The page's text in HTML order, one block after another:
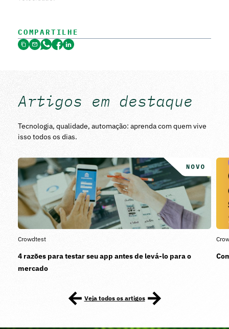
COMPARTILHE
Artigos em destaque
Tecnologia, qualidade, automação: aprenda com quem vive
isso todos os dias.
Crowdtest
4 razões para testar seu app antes de levá-lo para o
mercado
Veja todos os artigos